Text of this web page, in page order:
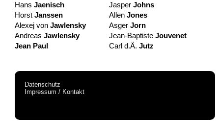
Hans Jaenisch
Horst Janssen
Alexej von Jawlensky
Andreas Jawlensky
Jean Paul
Jasper Johns
Allen Jones
Asger Jorn
Jean-Baptiste Jouvenet
Carl d.Ä. Jutz
Datenschutz
Impressum / Kontakt